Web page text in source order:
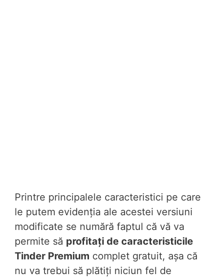
Printre principalele caracteristici pe care
le putem evidenția ale acestei versiuni
modificate se numără faptul că vă va
permite să profitați de caracteristicile
Tinder Premium complet gratuit, așa că
nu va trebui să plătiți niciun fel de